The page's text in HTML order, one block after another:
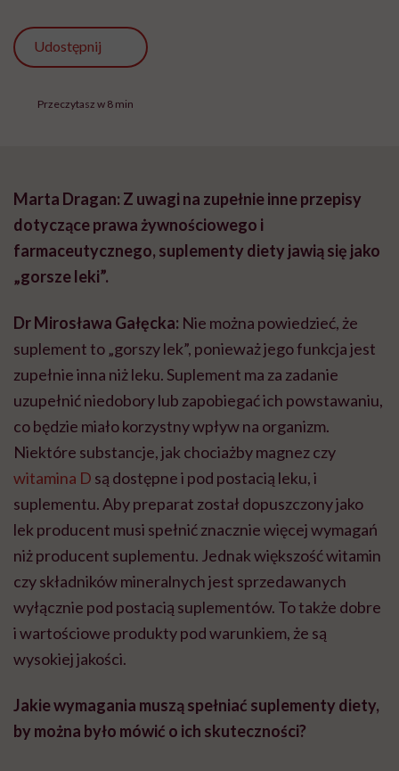
Udostępnij
Przeczytasz w 8 min
Marta Dragan: Z uwagi na zupełnie inne przepisy
dotyczące prawa żywnościowego i
farmaceutycznego, suplementy diety jawią się jako
„gorsze leki”.
Dr Mirosława Gałęcka: Nie można powiedzieć, że
suplement to „gorszy lek”, ponieważ jego funkcja jest
zupełnie inna niż leku. Suplement ma za zadanie
uzupełnić niedobory lub zapobiegać ich powstawaniu,
co będzie miało korzystny wpływ na organizm.
Niektóre substancje, jak chociażby magnez czy
witamina D są dostępne i pod postacią leku, i
suplementu. Aby preparat został dopuszczony jako
lek producent musi spełnić znacznie więcej wymagań
niż producent suplementu. Jednak większość witamin
czy składników mineralnych jest sprzedawanych
wyłącznie pod postacią suplementów. To także dobre
i wartościowe produkty pod warunkiem, że są
wysokiej jakości.
Jakie wymagania muszą spełniać suplementy diety,
by można było mówić o ich skuteczności?